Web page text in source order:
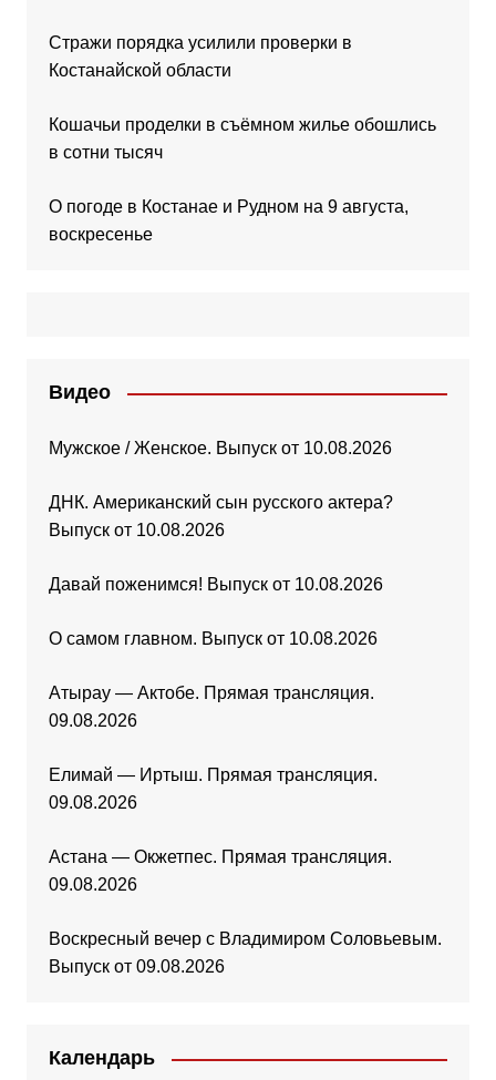
Стражи порядка усилили проверки в
Костанайской области
Кошачьи проделки в съёмном жилье обошлись
в сотни тысяч
О погоде в Костанае и Рудном на 9 августа,
воскресенье
Видео
Мужское / Женское. Выпуск от 10.08.2026
ДНК. Американский сын русского актера?
Выпуск от 10.08.2026
Давай поженимся! Выпуск от 10.08.2026
О самом главном. Выпуск от 10.08.2026
Атырау — Актобе. Прямая трансляция.
09.08.2026
Елимай — Иртыш. Прямая трансляция.
09.08.2026
Астана — Окжетпес. Прямая трансляция.
09.08.2026
Воскресный вечер с Владимиром Соловьевым.
Выпуск от 09.08.2026
Календарь